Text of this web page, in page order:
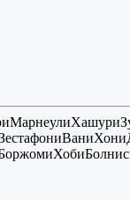
МарнеулиХашури
ВаниХони
Хоби